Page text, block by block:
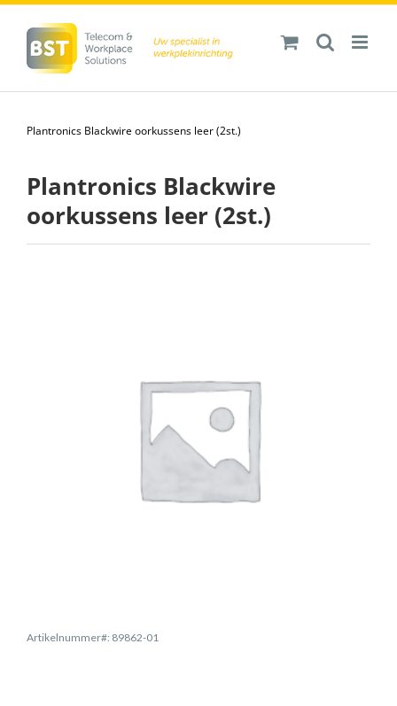
inhoud
Plantronics Blackwire oorkussens leer (2st.)
Plantronics Blackwire
oorkussens leer (2st.)
Artikelnummer#: 89862-01